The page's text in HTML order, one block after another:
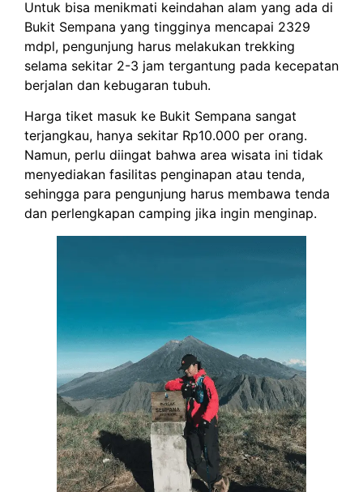
Untuk bisa menikmati keindahan alam yang ada di
Bukit Sempana yang tingginya mencapai 2329
mdpl, pengunjung harus melakukan trekking
selama sekitar 2-3 jam tergantung pada kecepatan
berjalan dan kebugaran tubuh.
Harga tiket masuk ke Bukit Sempana sangat
terjangkau, hanya sekitar Rp10.000 per orang.
Namun, perlu diingat bahwa area wisata ini tidak
menyediakan fasilitas penginapan atau tenda,
sehingga para pengunjung harus membawa tenda
dan perlengkapan camping jika ingin menginap.